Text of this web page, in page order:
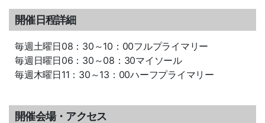
開催日程詳細
毎週土曜日08：30～10：00フルプライマリー
毎週日曜日06：30～08：30マイソール
毎週木曜日11：30～13：00ハーフプライマリー
開催会場・アクセス